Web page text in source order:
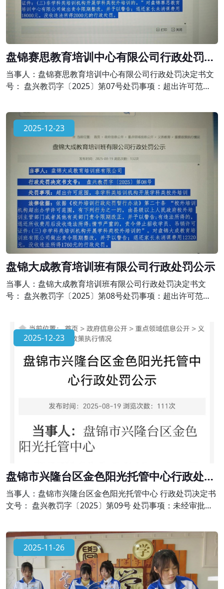
盘锦赛思教育培训中心有限公司行政处罚公
示
当事人：盘锦赛思教育培训中心有限公司行政处罚决定书文
号： 盘兴教罚字〔2025〕第07号处罚事项：超出许可范
《校外培训行政处罚暂行办法》第二十条 “校外培训机构超
出办学许可范围，有下列行为之一的，由县级以上人民政府
校外培训主管部门或者其他有关部门责令限期改正，并予以
警告;有违法所得的，退还所收费用后没收违法所得;情节严重
的，责令停止招收学员、吊销
2025-12-23
盘锦大成教育培训班有限公司行政处罚公示
当事人：盘锦大成教育培训班有限公司行政处罚决定书文
号： 盘兴教罚字〔2025〕第08号处罚事项：超出许可范
出办学许可范围，有下列行为之一的，由县级以上人民政府
校外培训主管部门或者其他有关部门责令限期改正，并予以
警告;有违法所得的，退还所收费用后没收违法所得;情节严重
的，责令停止招收学员、吊销许
2025-12-23
盘锦市兴隆台区金色阳光托管中心行政处罚
公示
当事人：盘锦市兴隆台区金色阳光托管中心 行政处罚决定书
文号： 盘兴教罚字〔2025〕第09号 处罚事项：未经审批擅
民共和国民办教育促进法》第六十四条、《校外培训行政处
罚暂行办法》第十七条的规定。对金色阳光托管中心作出责
令停止举办学科类培训，并予以警告;退还家长未消课费用
980元并处以2940元的罚款。
2025-11-26